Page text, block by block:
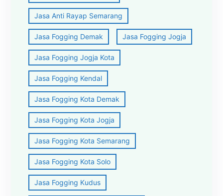
Jasa Anti Rayap Semarang
Jasa Fogging Demak Jasa Fogging Jogja
Jasa Fogging Jogja Kota
Jasa Fogging Kendal
Jasa Fogging Kota Demak
Jasa Fogging Kota Jogja
Jasa Fogging Kota Semarang
Jasa Fogging Kota Solo
Jasa Fogging Kudus